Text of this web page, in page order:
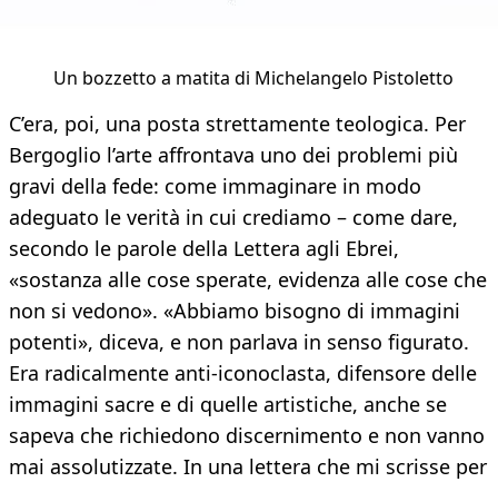
Un bozzetto a matita di Michelangelo Pistoletto
C’era, poi, una posta strettamente teologica. Per
Bergoglio l’arte affrontava uno dei problemi più
gravi della fede: come immaginare in modo
adeguato le verità in cui crediamo – come dare,
secondo le parole della Lettera agli Ebrei,
«sostanza alle cose sperate, evidenza alle cose che
non si vedono». «Abbiamo bisogno di immagini
potenti», diceva, e non parlava in senso figurato.
Era radicalmente anti-iconoclasta, difensore delle
immagini sacre e di quelle artistiche, anche se
sapeva che richiedono discernimento e non vanno
mai assolutizzate. In una lettera che mi scrisse per